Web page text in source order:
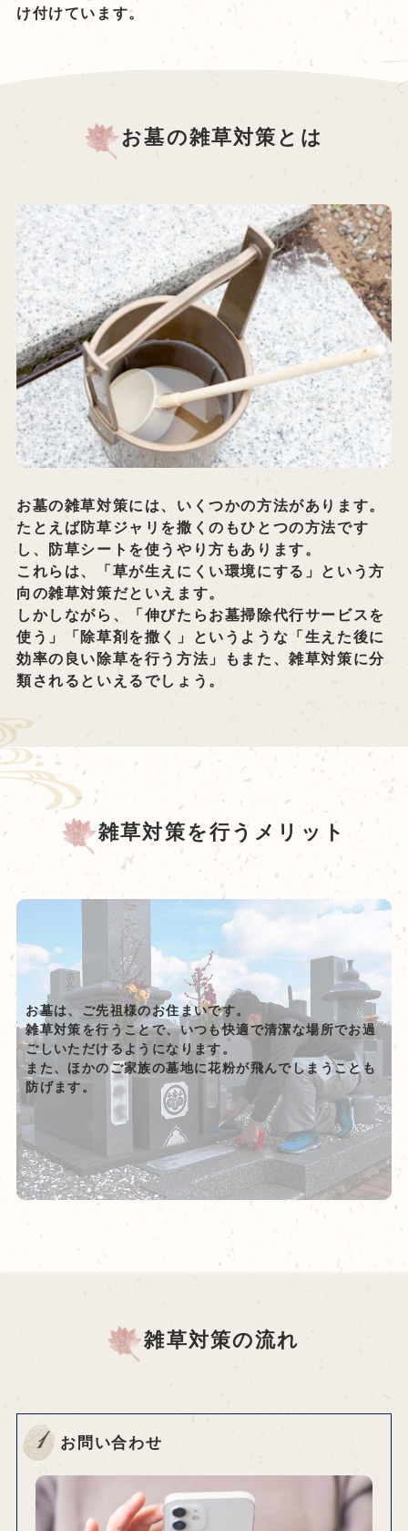
け付けています。
お墓の雑草対策とは
お墓の雑草対策には、いくつかの方法があります。
たとえば防草ジャリを撒くのもひとつの方法です
し、防草シートを使うやり方もあります。
これらは、「草が生えにくい環境にする」という方
向の雑草対策だといえます。
しかしながら、「伸びたらお墓掃除代行サービスを
使う」「除草剤を撒く」というような「生えた後に
効率の良い除草を行う方法」もまた、雑草対策に分
類されるといえるでしょう。
雑草対策を行うメリット
お墓は、ご先祖様のお住まいです。
雑草対策を行うことで、いつも快適で清潔な場所でお過
ごしいただけるようになります。
また、ほかのご家族の墓地に花粉が飛んでしまうことも
防げます。
雑草対策の流れ
1 お問い合わせ